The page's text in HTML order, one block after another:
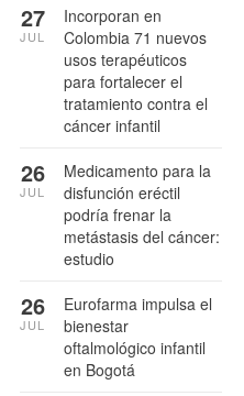
Incorporan en
Colombia 71 nuevos
usos terapéuticos
para fortalecer el
tratamiento contra el
cáncer infantil
27
JUL
Medicamento para la
disfunción eréctil
podría frenar la
metástasis del cáncer:
estudio
26
JUL
Eurofarma impulsa el
bienestar
oftalmológico infantil
en Bogotá
26
JUL